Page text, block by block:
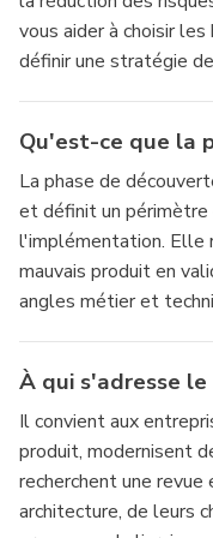
vous aider à choisir
définir une stratégie
Qu'est-ce que la
La phase de
et définit un
l'implémentation. Elle
mauvais produit en
angles métier et
À qui s'adresse le
Il convient aux
produit, modernisent
recherchent une
architecture, de leurs